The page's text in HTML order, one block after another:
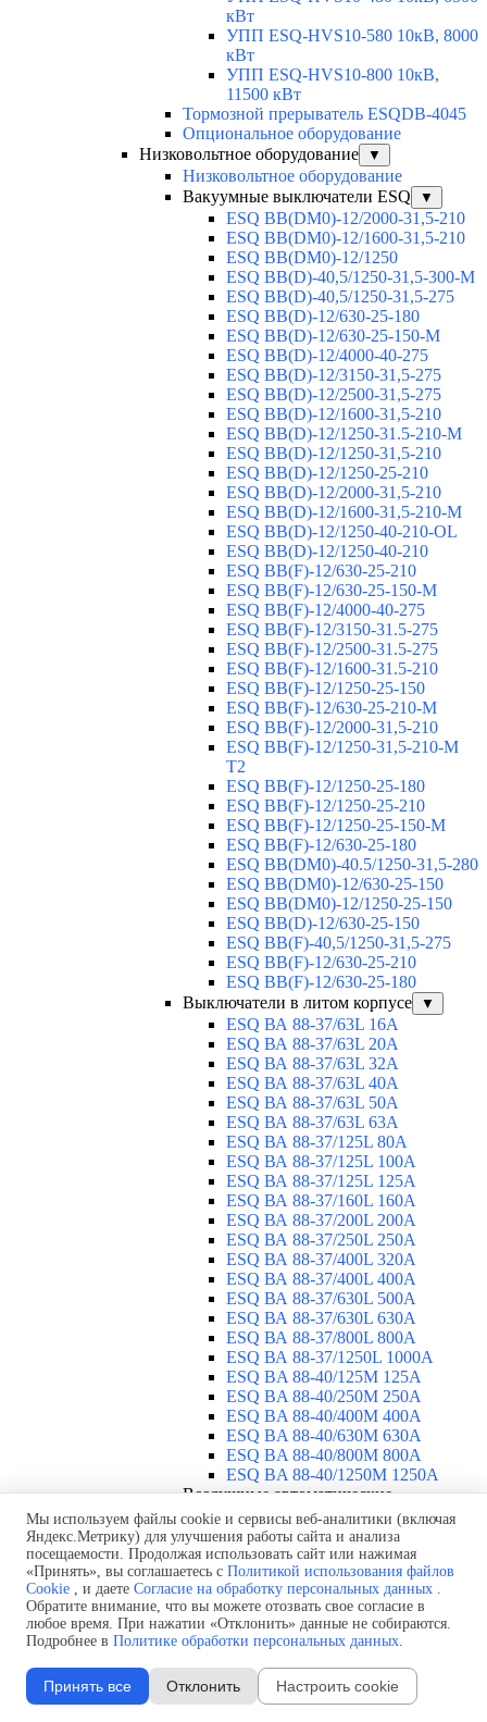
кВт
УПП ESQ-HVS10-580 10кВ, 8000
кВт
УПП ESQ-HVS10-800 10кВ,
11500 кВт
Тормозной прерыватель ESQDB-4045
Опциональное оборудование
Низковольтное оборудование
▼
Низковольтное оборудование
Вакуумные выключатели ESQ
▼
ESQ ВВ(DM0)-12/2000-31,5-210
ESQ ВВ(DM0)-12/1600-31,5-210
ESQ ВВ(DM0)-12/1250
ESQ ВВ(D)-40,5/1250-31,5-300-М
ESQ ВВ(D)-40,5/1250-31,5-275
ESQ ВВ(D)-12/630-25-180
ESQ ВВ(D)-12/630-25-150-М
ESQ ВВ(D)-12/4000-40-275
ESQ ВВ(D)-12/3150-31,5-275
ESQ ВВ(D)-12/2500-31,5-275
ESQ ВВ(D)-12/1600-31,5-210
ESQ ВВ(D)-12/1250-31.5-210-М
ESQ ВВ(D)-12/1250-31,5-210
ESQ ВВ(D)-12/1250-25-210
ESQ BB(D)-12/2000-31,5-210
ESQ BB(D)-12/1600-31,5-210-М
ESQ BB(D)-12/1250-40-210-OL
ESQ BB(D)-12/1250-40-210
ESQ ВВ(F)-12/630-25-210
ESQ ВВ(F)-12/630-25-150-М
ESQ ВВ(F)-12/4000-40-275
ESQ ВВ(F)-12/3150-31.5-275
ESQ ВВ(F)-12/2500-31.5-275
ESQ ВВ(F)-12/1600-31.5-210
ESQ ВВ(F)-12/1250-25-150
ESQ BB(F)-12/630-25-210-М
ESQ BB(F)-12/2000-31,5-210
ESQ BB(F)-12/1250-31,5-210-М
T2
ESQ BB(F)-12/1250-25-180
ESQ ВВ(F)-12/1250-25-210
ESQ ВВ(F)-12/1250-25-150-М
ESQ BB(F)-12/630-25-180
ESQ ВВ(DM0)-40.5/1250-31,5-280
ESQ ВВ(DM0)-12/630-25-150
ESQ ВВ(DM0)-12/1250-25-150
ESQ BB(D)-12/630-25-150
ESQ ВВ(F)-40,5/1250-31,5-275
ESQ ВВ(F)-12/630-25-210
ESQ ВВ(F)-12/630-25-180
Выключатели в литом корпусе
▼
ESQ ВА 88-37/63L 16A
ESQ ВА 88-37/63L 20A
ESQ ВА 88-37/63L 32A
ESQ ВА 88-37/63L 40A
ESQ ВА 88-37/63L 50A
ESQ ВА 88-37/63L 63A
ESQ ВА 88-37/125L 80A
ESQ ВА 88-37/125L 100A
ESQ ВА 88-37/125L 125A
ESQ ВА 88-37/160L 160A
ESQ ВА 88-37/200L 200A
ESQ ВА 88-37/250L 250A
ESQ ВА 88-37/400L 320A
ESQ ВА 88-37/400L 400A
ESQ ВА 88-37/630L 500A
ESQ ВА 88-37/630L 630A
ESQ ВА 88-37/800L 800A
ESQ ВА 88-37/1250L 1000A
ESQ BA 88-40/125M 125A
ESQ BA 88-40/250M 250A
ESQ BA 88-40/400M 400A
ESQ BA 88-40/630М 630A
ESQ BA 88-40/800M 800A
ESQ BA 88-40/1250М 1250A
Воздушные автоматические
выключатели
▼
ESQ ВА99-40B 3F M2C2S2 M
2500A
ESQ ВА99-40A 3F M2C2S2 М
800A
ESQ ВА99-40A 3F M2C2S2 М
630A
ESQ ВА99-40A 3F M2C2S2 М
2000A
ESQ ВА99-40A 3F M2C2S2 М
Мы используем файлы cookie и сервисы веб-аналитики (включая
Яндекс.Метрику) для улучшения работы сайта и анализа
посещаемости. Продолжая использовать сайт или нажимая
«Принять», вы соглашаетесь с Политикой использования файлов
Cookie , и даете Согласие на обработку персональных данных .
Обратите внимание, что вы можете отозвать свое согласие в
любое время. При нажатии «Отклонить» данные не собираются.
Подробнее в Политике обработки персональных данных.
Принять все Отклонить Настроить cookie